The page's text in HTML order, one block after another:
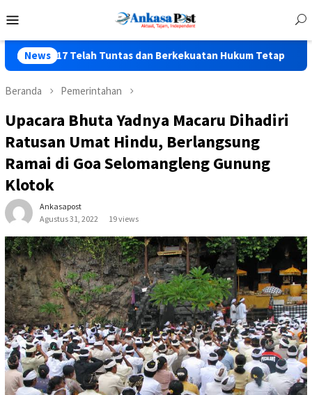
ke
Mobile
News
Tuntas dan Berkekuatan Hukum Tetap Polres
Beranda Pemerintahan
Upacara Bhuta Yadnya Macaru Dihadiri
Ratusan Umat Hindu, Berlangsung
Ramai di Goa Selomangleng Gunung
Klotok
Ankasapost
Agustus 31, 2022
19 views